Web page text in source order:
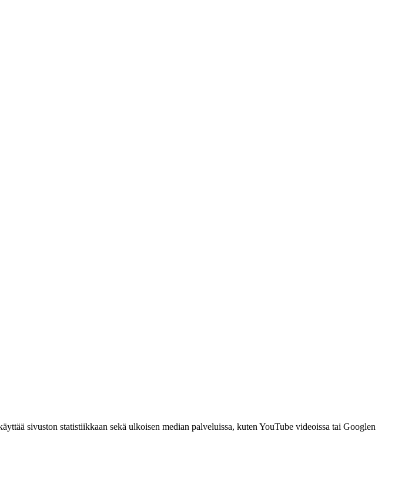
sivuston statistiikkaan sekä ulkoisen median palveluissa, kuten YouTube videoissa tai Googlen